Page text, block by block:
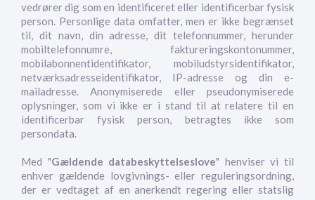
vedrører dig som en identificeret eller identificerbar fysisk
person. Personlige data omfatter, men er ikke begrænset
til, dit navn, din adresse, dit telefonnummer, herunder
mobiltelefonnumre, faktureringskontonummer,
mobilabonnentidentifikator, mobiludstyrsidentifikator,
netværksadresseidentifikator, IP-adresse og din e-
mailadresse. Anonymiserede eller pseudonymiserede
oplysninger, som vi ikke er i stand til at relatere til en
identificerbar fysisk person, betragtes ikke som
persondata.
Med "Gældende databeskyttelseslove" henviser vi til
enhver gældende lovgivnings- eller reguleringsordning,
der er vedtaget af en anerkendt regering eller statslig